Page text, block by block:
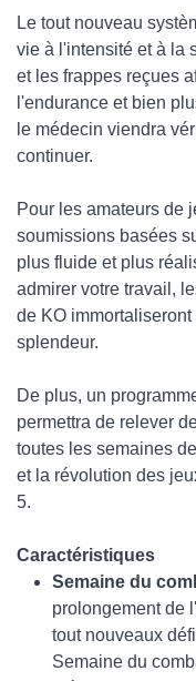
Le tout nouveau
vie à l'intensité et à la
et les frappes reçues
l'endurance et bien
le médecin viendra
continuer.
Pour les amateurs de
soumissions basées
plus fluide et plus
admirer votre travail,
de KO
splendeur.
De plus, un
permettra de relever
toutes les semaines
et la révolution des
5.
Caractéristiques
Semaine du
prolongement de
tout nouveaux
Semaine du